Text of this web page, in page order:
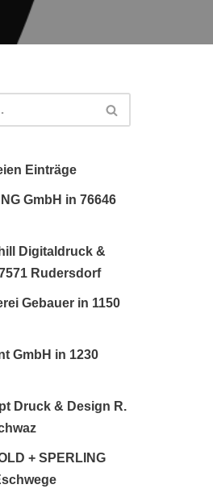
Einträge
GmbH in 76646
Digitaldruck &
Rudersdorf
Gebauer in 1150
GmbH in 1230
Druck & Design R.
+ SPERLING